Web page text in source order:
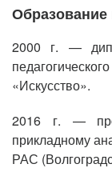
2000 г. —
«Искусство».
2016 г. —
прикладному
РАС